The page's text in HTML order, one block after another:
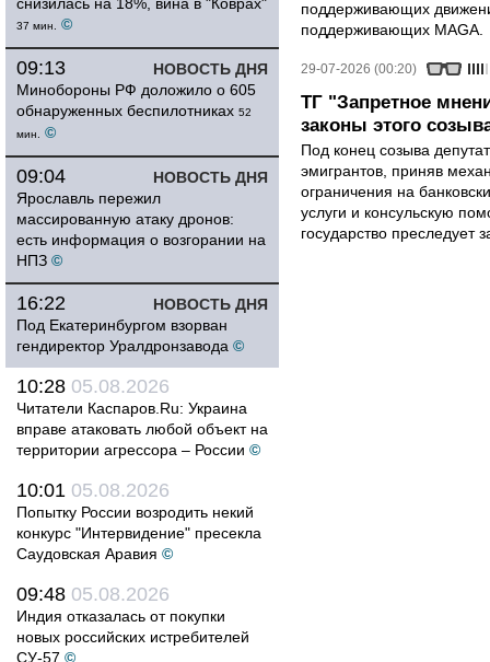
37 мин. ©
НОВОСТЬ ДНЯ
09:13
Минобороны РФ доложило о 605
обнаруженных беспилотниках 52
мин.
©
НОВОСТЬ ДНЯ
09:04
Ярославль пережил
массированную атаку дронов:
есть информация о возгорании на
НПЗ ©
НОВОСТЬ ДНЯ
16:22
Под Екатеринбургом взорван
гендиректор Уралдронзавода ©
10:28 05.08.2026
Читатели Каспаров.Ru: Украина
вправе атаковать любой объект на
территории агрессора – России ©
10:01 05.08.2026
Попытку России возродить некий
конкурс "Интервидение" пресекла
Саудовская Аравия ©
09:48 05.08.2026
Индия отказалась от покупки
новых российских истребителей
СУ-57 ©
поддерживающих
поддерживающих MAGA.
29-07-2026 (00:20)
ТГ "Запретное
законы этого
Под конец созыва
эмигрантов, приняв
ограничения на
услуги и консульскую
государство преследует